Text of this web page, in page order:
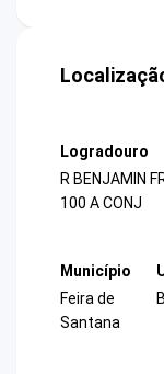
Logradouro
R BENJAMIN
100 A CONJ
Município
Feira de
Santana